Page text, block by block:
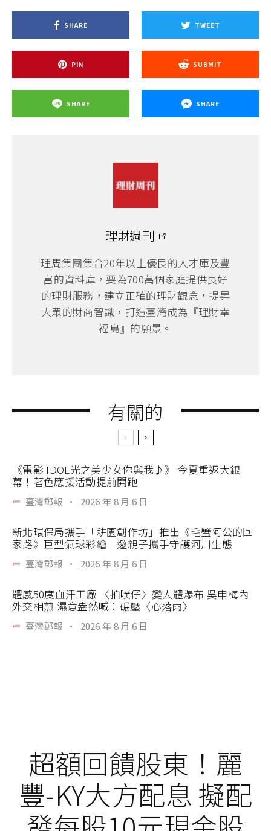
SHARE TWEET
PIN SUBMIT
SHARE SHARE
理財週刊
理周集團集合20年以上優良的人才庫及豐
富的資料庫，要為700萬個家庭提供良好
的理財服務，建立正確的理財觀念，提昇
大眾的財商智識，打造臺灣成為『理財幸
福島』的願景。
有關的
《電影 IDOL光之美少女你與我♪》 今夏重返大銀
幕！著色應援活動提前開跑
臺灣郵報 · 2026 年 8 月 6 日
新北環保局攜手「耕園創作坊」推出《毛蟹阿公的回
家路》巨型氣球彩繪 邀親子攜手守護河川生態
臺灣郵報 · 2026 年 8 月 6 日
體感50度血汗工廠 〈拍噗仔〉變人體瀑布 吳申梅內
外交相煎 濕意盎然喊：碾壓〈心落雨〉
臺灣郵報 · 2026 年 8 月 6 日
超額回饋股東！麗
豐-KY大方配息 擬配